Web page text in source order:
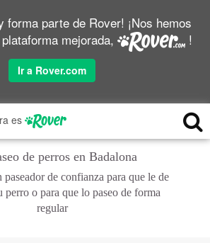
forma parte de Rover! ¡Nos hemos
mejorada,
!
Ir a Rover.com
es
de perros en Badalona
paseador de confianza para que le de
perro o para que lo paseo de forma
regular